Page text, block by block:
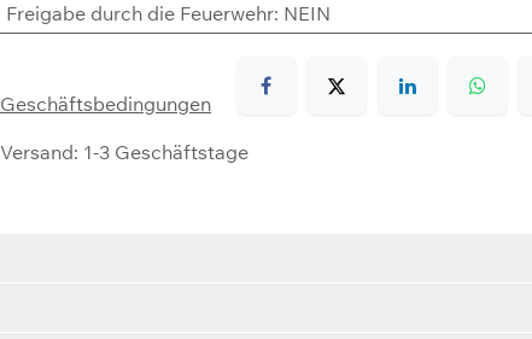
Freigabe durch die Feuerwehr: NEIN
Geschäftsbedingungen
Versand: 1-3 Geschäftstage